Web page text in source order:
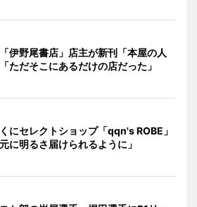
伊野尾書店」店主が新刊「本屋の人
だそこにあるだけの店だった」
にセレクトショップ「qqn's ROBE」
に明るさ届けられるように」